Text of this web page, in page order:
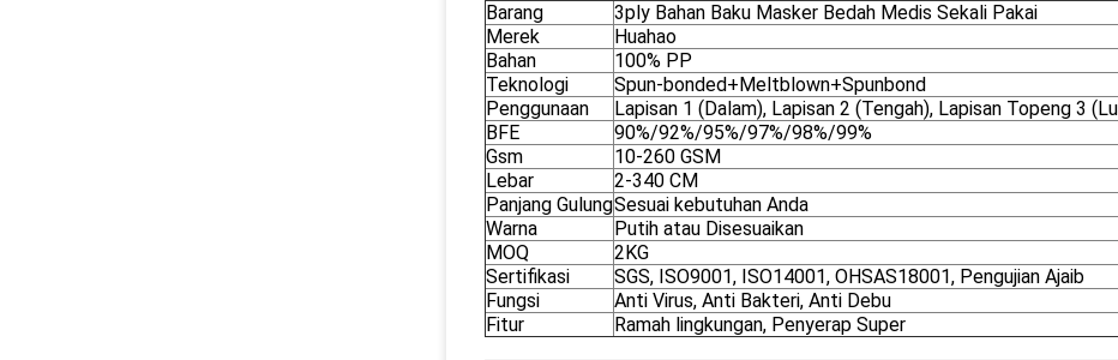
Barang
3ply Bahan Baku Masker Bedah Medis Sekali Pakai
Merek
Huahao
Bahan
100% PP
Teknologi
Spun-bonded+Meltblown+Spunbond
Penggunaan
Lapisan 1 (Dalam), Lapisan 2 (Tengah), Lapisan Topeng 3
BFE
90%/92%/95%/97%/98%/99%
Gsm
10-260 GSM
Lebar
2-340 CM
Panjang GulungSesuai kebutuhan Anda
Warna
Putih atau Disesuaikan
MOQ
2KG
Sertifikasi
SGS, ISO9001, ISO14001, OHSAS18001, Pengujian Ajaib
Fungsi
Anti Virus, Anti Bakteri, Anti Debu
Fitur
Ramah lingkungan, Penyerap Super